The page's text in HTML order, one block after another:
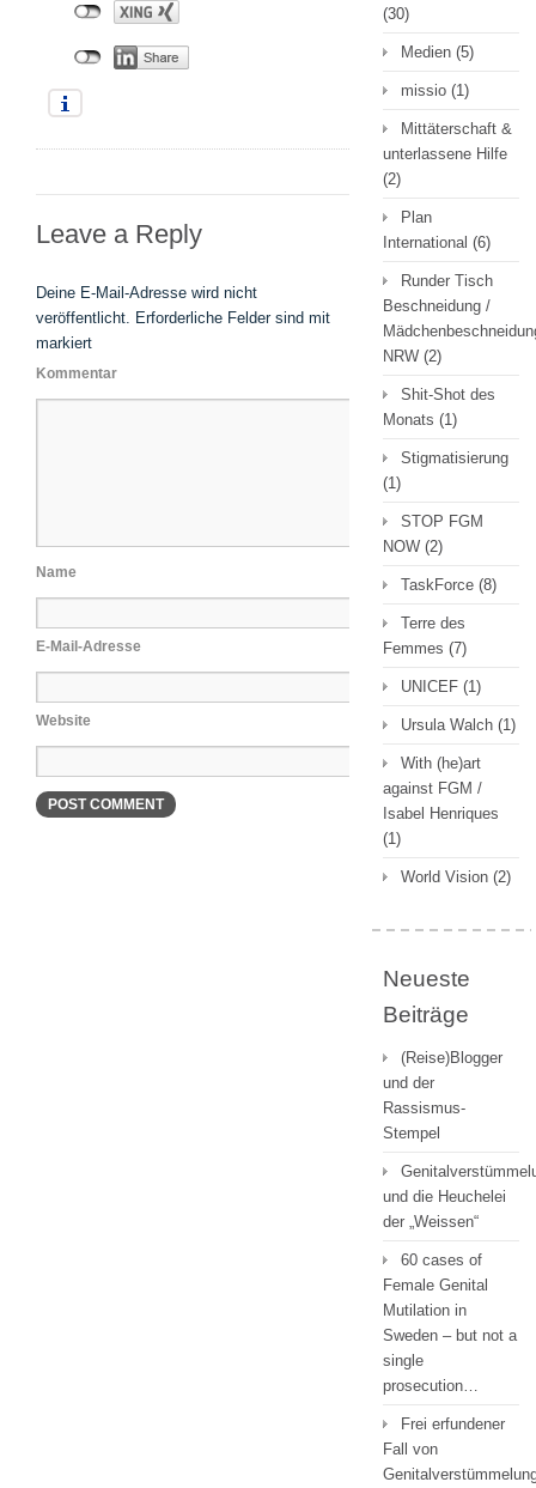
Leave a Reply
Deine E-Mail-Adresse wird nicht
veröffentlicht.
Erforderliche Felder sind mit
markiert
Kommentar
Name
E-Mail-Adresse
Website
(30)
Medien (5)
missio (1)
Mittäterschaft &
unterlassene Hilfe
(2)
Plan
International (6)
Runder Tisch
Beschneidung /
NRW (2)
Shit-Shot des
Monats (1)
Stigmatisierung
(1)
STOP FGM
NOW (2)
TaskForce (8)
Terre des
Femmes (7)
UNICEF (1)
Ursula Walch (1)
With (he)art
against FGM /
Isabel Henriques
(1)
World Vision (2)
Neueste
Beiträge
(Reise)Blogger
und der
Rassismus-
Stempel
und die Heuchelei
der „Weissen“
60 cases of
Female Genital
Mutilation in
Sweden – but not a
single
prosecution…
Frei erfundener
Fall von